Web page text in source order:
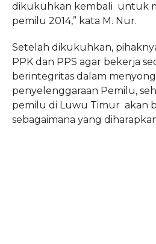
dikukuhkan kembali untuk
pemilu 2014,” kata M. Nur.
Setelah dikukuhkan,
PPK dan PPS agar bekerja
berintegritas dalam
penyelenggaraan Pemilu,
pemilu di Luwu Timur akan
sebagaimana yang